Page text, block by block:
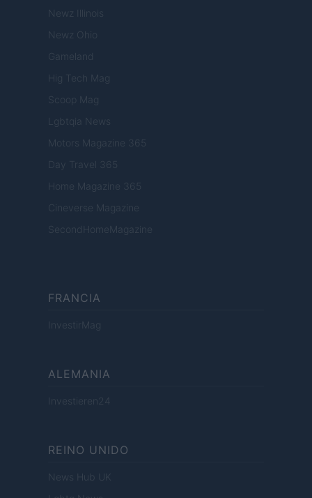
Newz Illinois
Newz Ohio
Gameland
Hig Tech Mag
Scoop Mag
Lgbtqia News
Motors Magazine 365
Day Travel 365
Home Magazine 365
Cineverse Magazine
SecondHomeMagazine
FRANCIA
InvestirMag
ALEMANIA
Investieren24
REINO UNIDO
News Hub UK